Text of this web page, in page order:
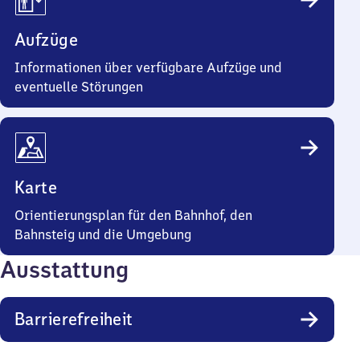
Aufzüge
Informationen über verfügbare Aufzüge und
eventuelle Störungen
Karte
Orientierungsplan für den Bahnhof, den
Bahnsteig und die Umgebung
Ausstattung
Barrierefreiheit